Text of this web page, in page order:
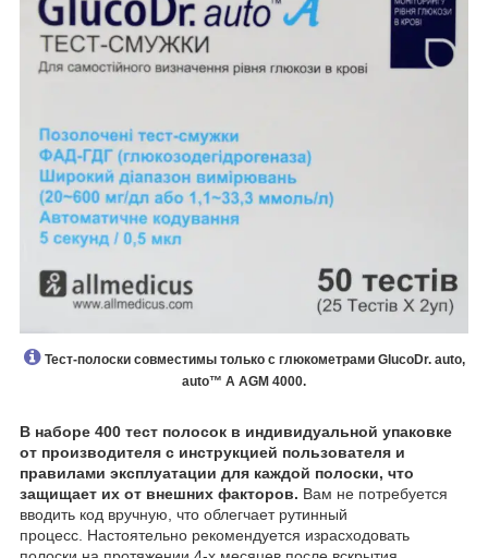
Тест-полоски совместимы только с глюкометрами GlucoDr. auto,
auto™ A AGM 4000.
В наборе 400 тест полосок в индивидуальной упаковке
от производителя с инструкцией пользователя и
правилами эксплуатации для каждой полоски, что
защищает их от внешних факторов. Вам не потребуется
вводить код вручную, что облегчает рутинный
процесс. Настоятельно рекомендуется израсходовать